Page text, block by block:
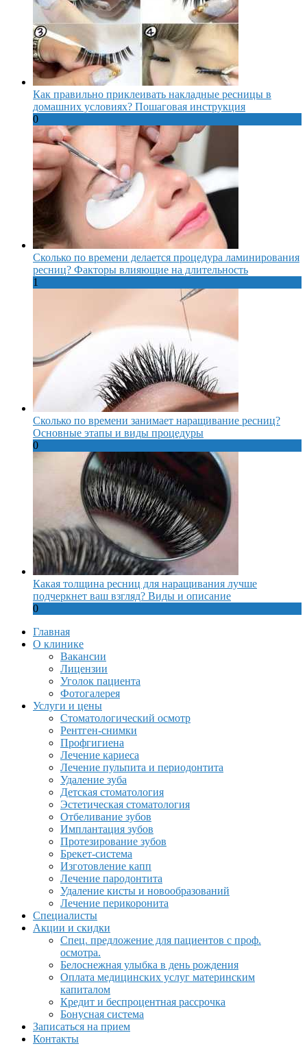
Как правильно приклеивать накладные ресницы в
домашних условиях? Пошаговая инструкция
0
Сколько по времени делается процедура ламинирования
ресниц? Факторы влияющие на длительность
1
Сколько по времени занимает наращивание ресниц?
Основные этапы и виды процедуры
0
Какая толщина ресниц для наращивания лучше
подчеркнет ваш взгляд? Виды и описание
0
Главная
О клинике
Вакансии
Лицензии
Уголок пациента
Фотогалерея
Услуги и цены
Стоматологический осмотр
Рентген-снимки
Профгигиена
Лечение кариеса
Лечение пульпита и периодонтита
Удаление зуба
Детская стоматология
Эстетическая стоматология
Отбеливание зубов
Имплантация зубов
Протезирование зубов
Брекет-система
Изготовление капп
Лечение пародонтита
Удаление кисты и новообразований
Лечение перикоронита
Специалисты
Акции и скидки
Спец. предложение для пациентов с проф.
осмотра.
Белоснежная улыбка в день рождения
Оплата медицинских услуг материнским
капиталом
Кредит и беспроцентная рассрочка
Бонусная система
Записаться на прием
Контакты